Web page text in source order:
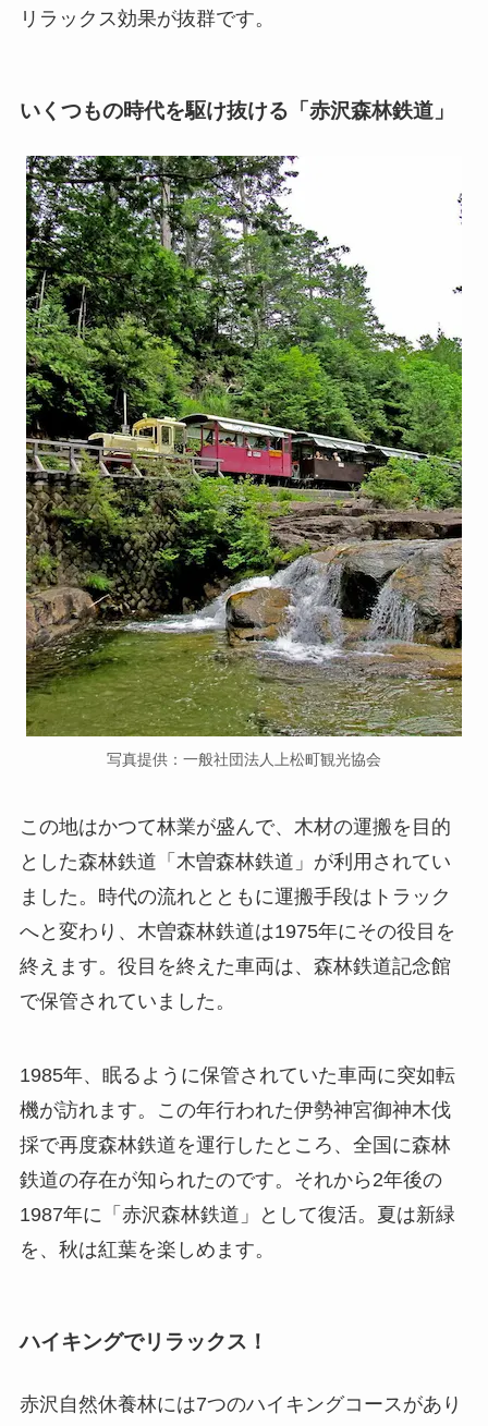
リラックス効果が抜群です。
いくつもの時代を駆け抜ける「赤沢森林鉄道」
写真提供：一般社団法人上松町観光協会
この地はかつて林業が盛んで、木材の運搬を目的
とした森林鉄道「木曽森林鉄道」が利用されてい
ました。時代の流れとともに運搬手段はトラック
へと変わり、木曽森林鉄道は1975年にその役目を
終えます。役目を終えた車両は、森林鉄道記念館
で保管されていました。
1985年、眠るように保管されていた車両に突如転
機が訪れます。この年行われた伊勢神宮御神木伐
採で再度森林鉄道を運行したところ、全国に森林
鉄道の存在が知られたのです。それから2年後の
1987年に「赤沢森林鉄道」として復活。夏は新緑
を、秋は紅葉を楽しめます。
ハイキングでリラックス！
赤沢自然休養林には7つのハイキングコースがあり